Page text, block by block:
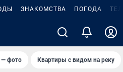
ЗНАКОМСТВА ПОГОДА
— фото Квартиры с видом на реку